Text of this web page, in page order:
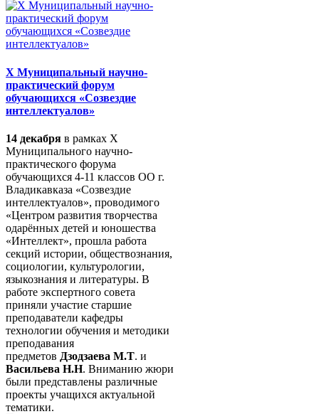
X Муниципальный научно-
практический форум
обучающихся «Созвездие
интеллектуалов»
14 декабря в рамках X
Муниципального научно-
практического форума
обучающихся 4-11 классов ОО г.
Владикавказа «Созвездие
интеллектуалов», проводимого
«Центром развития творчества
одарённых детей и юношества
«Интеллект», прошла работа
секций истории, обществознания,
социологии, культурологии,
языкознания и литературы. В
работе экспертного совета
приняли участие старшие
преподаватели кафедры
технологии обучения и методики
преподавания
предметов Дзодзаева М.Т. и
Васильева Н.Н. Вниманию жюри
были представлены различные
проекты учащихся актуальной
тематики.